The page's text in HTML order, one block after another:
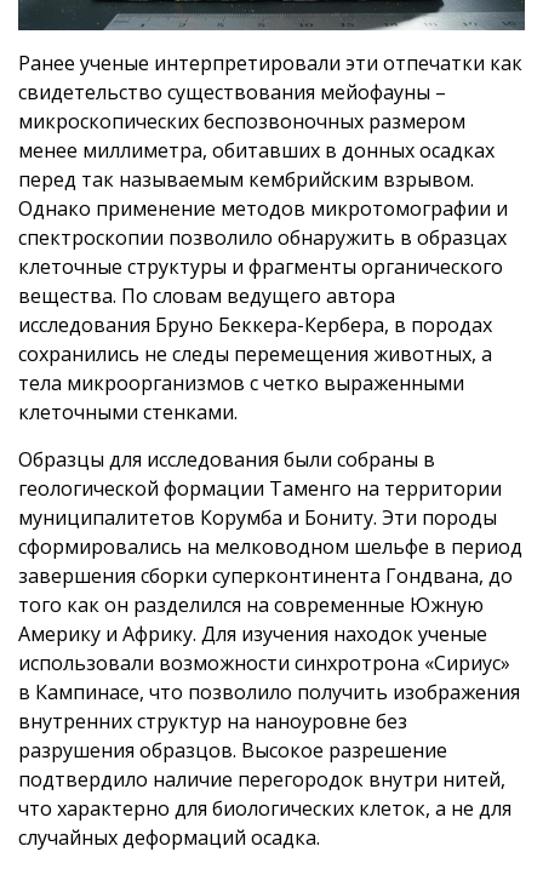
Ранее ученые интерпретировали эти отпечатки как
свидетельство существования мейофауны –
микроскопических беспозвоночных размером
менее миллиметра, обитавших в донных осадках
перед так называемым кембрийским взрывом.
Однако применение методов микротомографии и
спектроскопии позволило обнаружить в образцах
клеточные структуры и фрагменты органического
вещества. По словам ведущего автора
исследования Бруно Беккера-Кербера, в породах
сохранились не следы перемещения животных, а
тела микроорганизмов с четко выраженными
клеточными стенками.
Образцы для исследования были собраны в
геологической формации Таменго на территории
муниципалитетов Корумба и Бониту. Эти породы
сформировались на мелководном шельфе в период
завершения сборки суперконтинента Гондвана, до
того как он разделился на современные Южную
Америку и Африку. Для изучения находок ученые
использовали возможности синхротрона «Сириус»
в Кампинасе, что позволило получить изображения
внутренних структур на наноуровне без
разрушения образцов. Высокое разрешение
подтвердило наличие перегородок внутри нитей,
что характерно для биологических клеток, а не для
случайных деформаций осадка.